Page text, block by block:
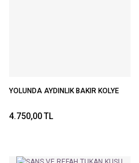
YOLUNDA AYDINLIK BAKIR KOLYE
4.750,00 TL